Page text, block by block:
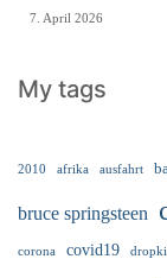
7. April 2026
My tags
2010 afrika ausfahrt
bruce springsteen
corona covid19